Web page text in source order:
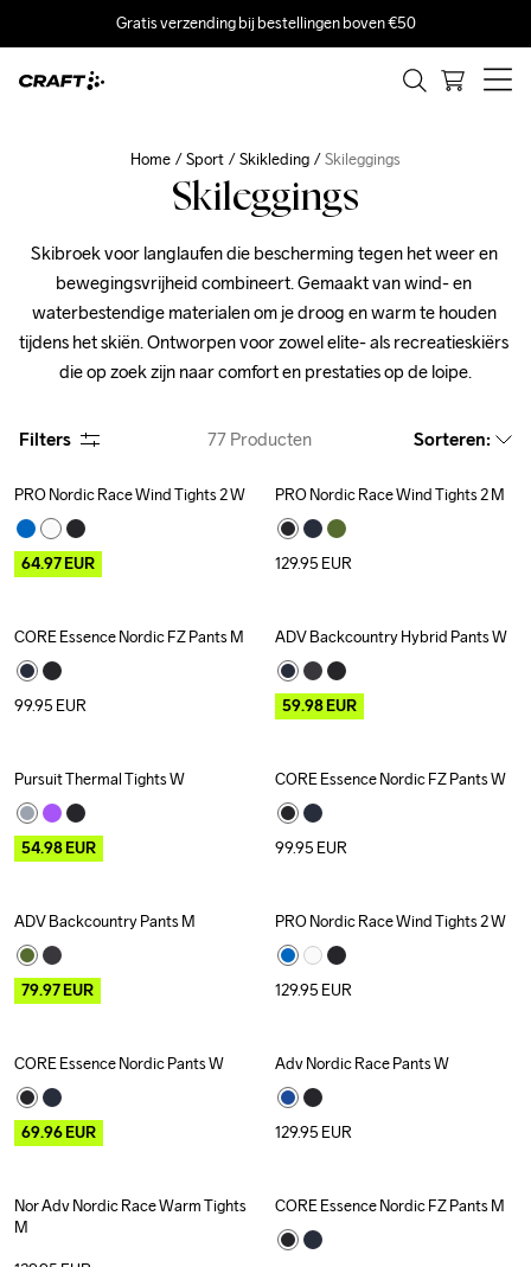
Gratis verzending bij bestellingen boven €50
Home Sport Skikleding Skileggings
Skileggings
Skibroek voor langlaufen die bescherming tegen het weer en
bewegingsvrijheid combineert. Gemaakt van wind- en
waterbestendige materialen om je droog en warm te houden
tijdens het skiën. Ontworpen voor zowel elite- als recreatieskiërs
die op zoek zijn naar comfort en prestaties op de loipe.
Filters 77 Producten Sorteren:
Outlet
PRO Nordic Race Wind Tights 2 W
64.97EUR
PRO Nordic Race Wind Tights 2 M
129.95 EUR
CORE Essence Nordic FZ Pants M
99.95 EUR
Outlet
ADV Backcountry Hybrid Pants W
59.98EUR
Outlet
Pursuit Thermal Tights W
54.98EUR
CORE Essence Nordic FZ Pants W
99.95 EUR
Outlet
ADV Backcountry Pants M
79.97EUR
PRO Nordic Race Wind Tights 2 W
129.95 EUR
Outlet
CORE Essence Nordic Pants W
69.96EUR
Adv Nordic Race Pants W
129.95 EUR
Nor Adv Nordic Race Warm Tights
M
CORE Essence Nordic FZ Pants M